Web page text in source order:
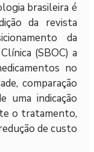
brasileira é
da revista
da
(SBOC) a
no
comparação
uma indicação
o tratamento,
de custo